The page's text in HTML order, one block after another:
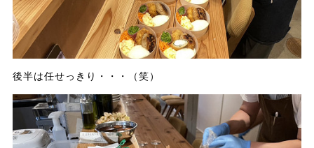
後半は任せっきり・・・（笑）